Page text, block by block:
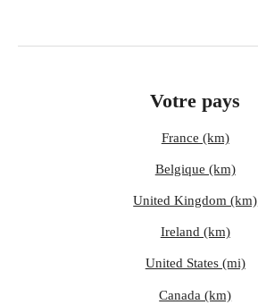
Votre pays
France (km)
Belgique (km)
United Kingdom (km)
Ireland (km)
United States (mi)
Canada (km)